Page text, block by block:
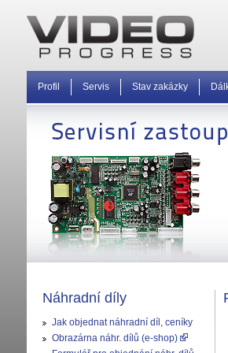
Profil Servis Stav zakázky
Náhradní díly
Jak objednat náhradní díl, ceníky
Obrazárna náhr. dílů (e-shop)